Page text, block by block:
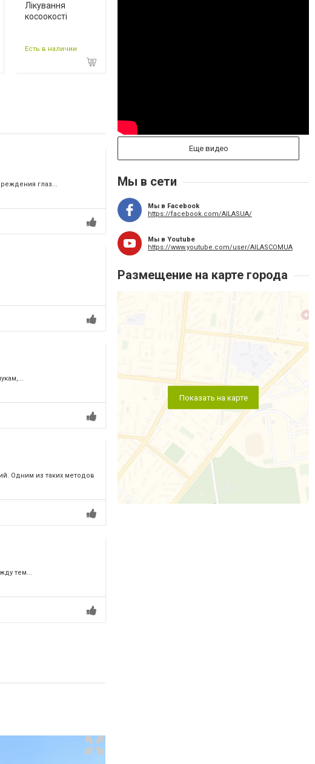
Лікування
косоокості
Есть в наличии
глаз...
Одним из таких методов
тем...
Еще видео
Мы в сети
Мы в Facebook
https://facebook.com/AILASUA/
Мы в Youtube
https://www.youtube.com/user/AILASCOMUA
Размещение на карте города
Показать на карте